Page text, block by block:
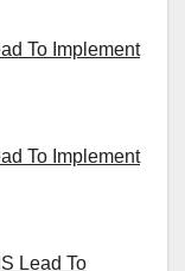
To Implement
To Implement
Lead To